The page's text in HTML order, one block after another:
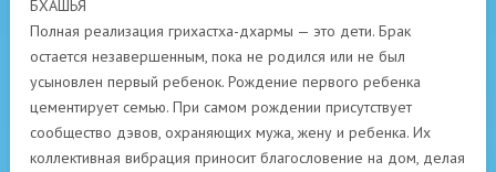
БХАШЬЯ
Полная реализация грихастха-дхармы — это дети. Брак
остается незавершенным, пока не родился или не был
усыновлен первый ребенок. Рождение первого ребенка
цементирует семью. При самом рождении присутствует
сообщество дэвов, охраняющих мужа, жену и ребенка. Их
коллективная вибрация приносит благословение на дом, делая